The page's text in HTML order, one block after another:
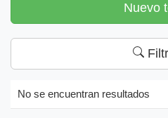
Nuevo
No se encuentran resultados